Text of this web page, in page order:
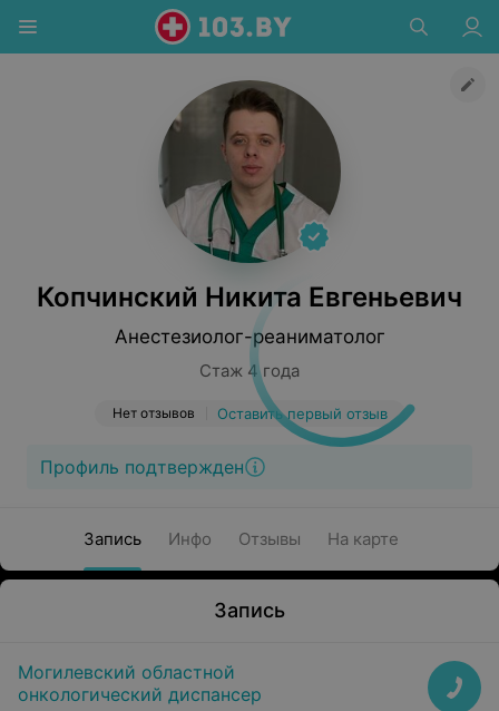
Копчинский Никита Евгеньевич
Анестезиолог-реаниматолог
Стаж 4 года
Нет отзывов Оставить первый отзыв
Профиль подтвержден
Запись Инфо Отзывы На карте
Запись
Могилевский областной
онкологический диспансер